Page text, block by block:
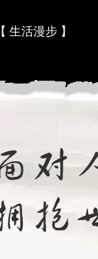
【 生活漫步 】